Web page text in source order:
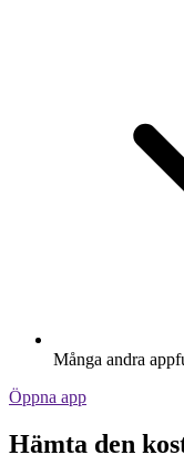
Många andra
Öppna app
Hämta den